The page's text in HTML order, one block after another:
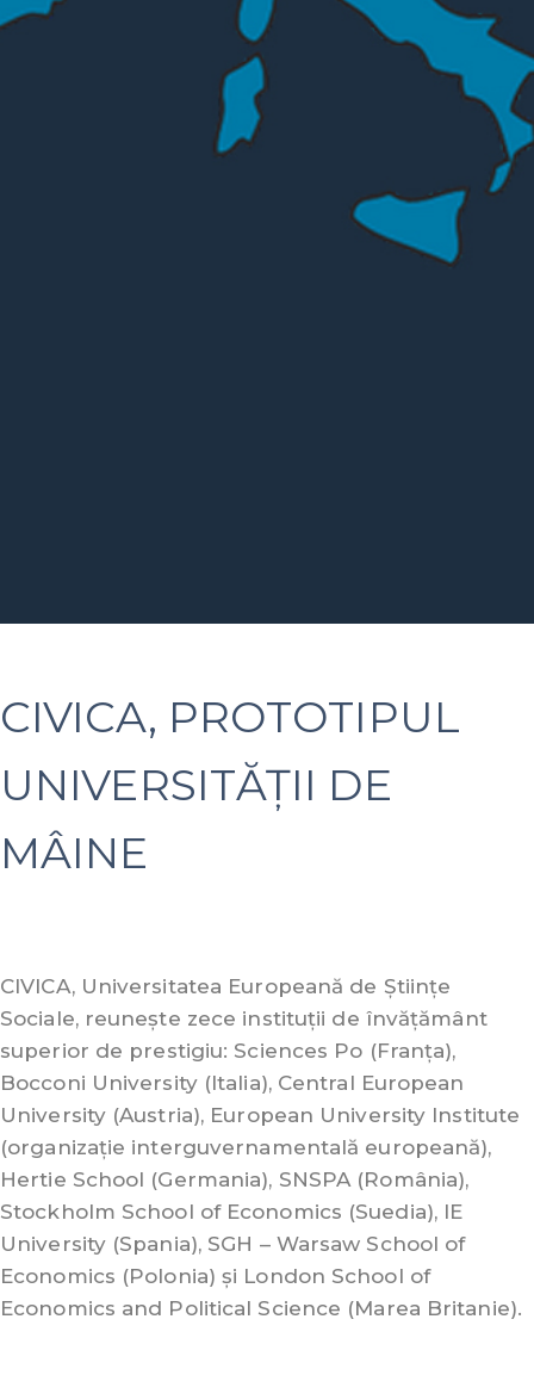
CIVICA, PROTOTIPUL
UNIVERSITĂȚII DE
MÂINE
CIVICA, Universitatea Europeană de Științe
Sociale, reunește zece instituții de învățământ
superior de prestigiu: Sciences Po (Franța),
Bocconi University (Italia), Central European
University (Austria), European University Institute
(organizație interguvernamentală europeană),
Hertie School (Germania), SNSPA (România),
Stockholm School of Economics (Suedia), IE
University (Spania), SGH – Warsaw School of
Economics (Polonia) și London School of
Economics and Political Science (Marea Britanie).